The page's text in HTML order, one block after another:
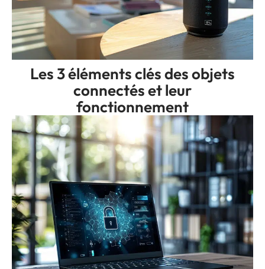
Les 3 éléments clés des objets
connectés et leur
fonctionnement